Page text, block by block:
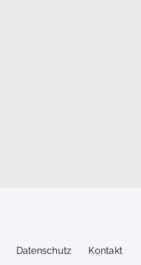
Datenschutz Kontakt